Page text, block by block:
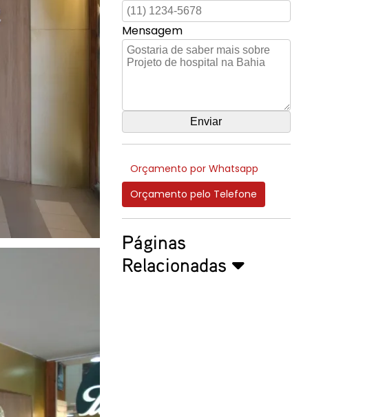
Mensagem
Orçamento por Whatsapp
Orçamento pelo Telefone
Páginas
Relacionadas